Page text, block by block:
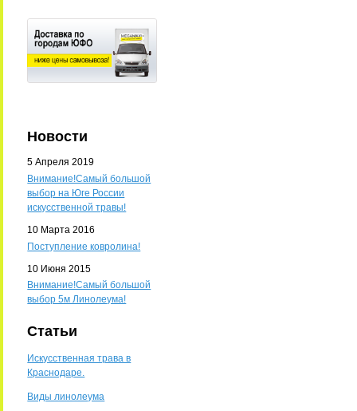
Новости
5 Апреля 2019
Внимание!Самый большой
выбор на Юге России
искусственной травы!
10 Марта 2016
Поступление ковролина!
10 Июня 2015
Внимание!Самый большой
выбор 5м Линолеума!
Статьи
Искусственная трава в
Краснодаре.
Виды линолеума